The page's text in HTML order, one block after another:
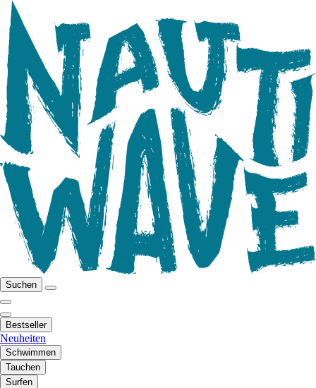
Suchen
Bestseller
Neuheiten
Schwimmen
Tauchen
Surfen